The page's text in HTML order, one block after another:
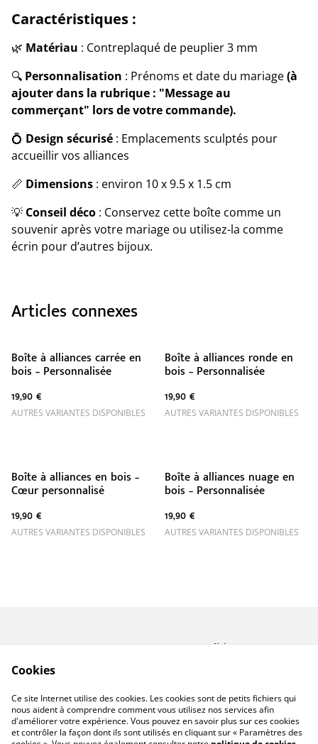
Caractéristiques :
🌿 Matériau : Contreplaqué de peuplier 3 mm
🔍 Personnalisation : Prénoms et date du mariage(à
ajouter dans la rubrique : "Message au
commerçant" lors de votre commande).
💍 Design sécurisé : Emplacements sculptés pour
accueillir vos alliances
📏 Dimensions : environ 10 x 9.5 x 1.5 cm
💡 Conseil déco : Conservez cette boîte comme un
souvenir après votre mariage ou utilisez-la comme
écrin pour d’autres bijoux.
Articles connexes
Boîte à alliances carrée en
bois – Personnalisée
19,90 €
AUTRES VARIANTES DISPONIBLES
Boîte à alliances ronde en
bois – Personnalisée
19,90 €
AUTRES VARIANTES DISPONIBLES
Boîte à alliances en bois –
Cœur personnalisé
19,90 €
AUTRES VARIANTES DISPONIBLES
Boîte à alliances nuage en
bois – Personnalisée
19,90 €
AUTRES VARIANTES DISPONIBLES
Contactez-nous Conditions
A propos de Miforge
Créations
Cookies
Ce site Internet utilise des cookies. Les cookies sont de petits fichiers qui
nous aident à comprendre comment vous utilisez nos services afin
d'améliorer votre expérience. Vous pouvez en savoir plus sur ces cookies
et contrôler la façon dont ils sont utilisés en cliquant sur « Paramètres des